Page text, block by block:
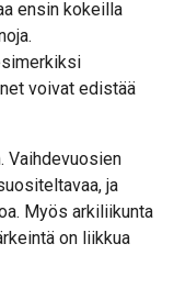
ensin kokeilla
voivat edistää
Vaihdevuosien
ja
Myös arkiliikunta
on liikkua